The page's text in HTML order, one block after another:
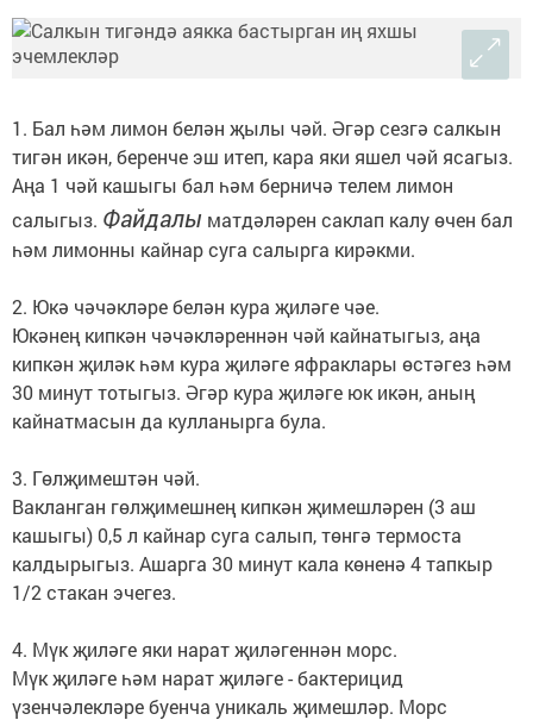
1. Бал һәм лимон белән җылы чәй. Әгәр сезгә салкын
тигән икән, беренче эш итеп, кара яки яшел чәй ясагыз.
Аңа 1 чәй кашыгы бал һәм берничә телем лимон
салыгыз. Файдалы матдәләрен саклап калу өчен бал
һәм лимонны кайнар суга салырга кирәкми.
2. Юкә чәчәкләре белән кура җиләге чәе.
Юкәнең кипкән чәчәкләреннән чәй кайнатыгыз, аңа
кипкән җиләк һәм кура җиләге яфраклары өстәгез һәм
30 минут тотыгыз. Әгәр кура җиләге юк икән, аның
кайнатмасын да кулланырга була.
3. Гөлҗимештән чәй.
Вакланган гөлҗимешнең кипкән җимешләрен (3 аш
кашыгы) 0,5 л кайнар суга салып, төнгә термоста
калдырыгыз. Ашарга 30 минут кала көненә 4 тапкыр
1/2 стакан эчегез.
4. Мүк җиләге яки нарат җиләгеннән морс.
Мүк җиләге һәм нарат җиләге - бактерицид
үзенчәлекләре буенча уникаль җимешләр. Морс